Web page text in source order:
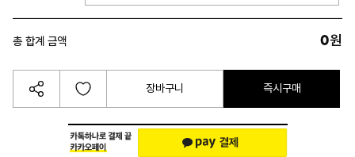
총 합계 금액 0원
장바구니 즉시구매